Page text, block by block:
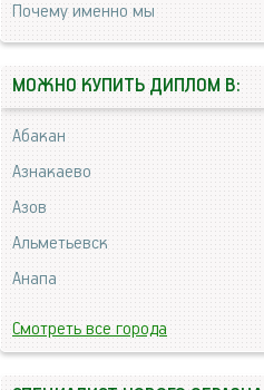
Почему именно мы
МОЖНО КУПИТЬ ДИПЛОМ В:
Абакан
Азнакаево
Азов
Альметьевск
Анапа
Смотреть все города